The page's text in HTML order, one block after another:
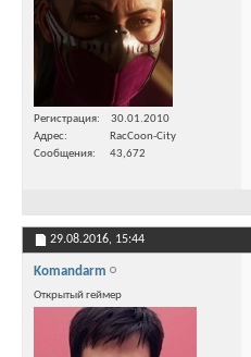
Регистрация
30.01.2010
Адрес
RacCoon-City
Сообщения
43,672
29.08.2016, 15:44
Komandarm
Открытый геймер